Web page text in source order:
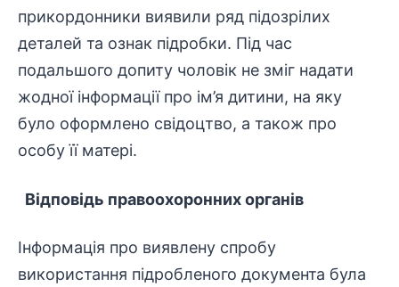
прикордонники виявили ряд підозрілих
деталей та ознак підробки. Під час
подальшого допиту чоловік не зміг надати
жодної інформації про ім’я дитини, на яку
було оформлено свідоцтво, а також про
особу її матері.
Відповідь правоохороннихорганів
Інформація про виявлену спробу
використання підробленого документа була